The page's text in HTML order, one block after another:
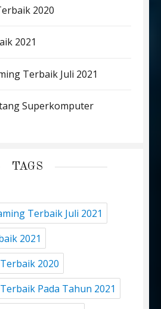
2020
2021
Terbaik Juli 2021
Superkomputer
TAGS
Terbaik Juli 2021
2021
2020
Pada Tahun 2021